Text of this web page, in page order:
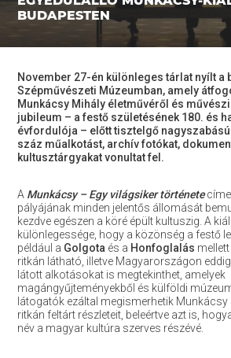
BUDAPESTEN
November 27-én különleges tárlat nyílt a
Szépművészeti Múzeumban, amely
Munkácsy Mihály életművéről és
jubileum – a festő születésének 180. és
évfordulója – előtt tisztelgő
száz műalkotást, archív fotókat,
kultusztárgyakat vonultat fel.
A Munkácsy – Egy világsiker története
pályájának minden jelentős állomását
kezdve egészen a köré épült kultuszig. A
különlegessége, hogy a közönség a festő
például a Golgota és a Honfoglalás
ritkán látható, illetve Magyarországon
látott alkotásokat is megtekinthet, amelyek
magángyűjteményekből és külföldi
látogatók ezáltal megismerhetik
ritkán feltárt részleteit, beleértve azt is,
név a magyar kultúra szerves részévé.